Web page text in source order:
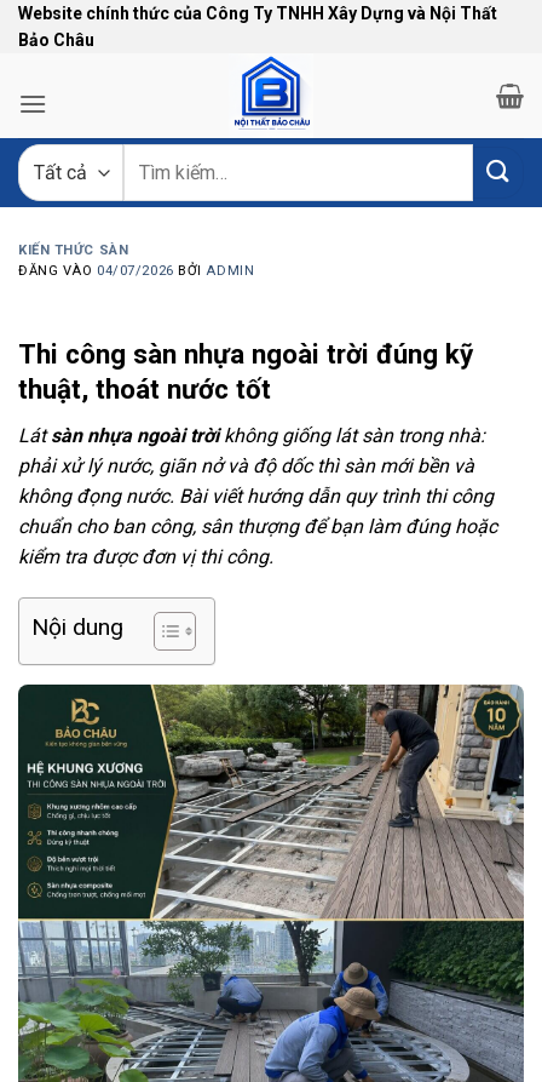
Bỏ
qua
dung
Website chính thức của Công Ty TNHH Xây Dựng và Nội Thất
Bảo Châu
kiếm:
KIẾN THỨC SÀN
ĐĂNG VÀO 04/07/2026 BỞIADMIN
Thi công sàn nhựa ngoài trời đúng kỹ
thuật, thoát nước tốt
Látsàn nhựa ngoài trờikhông giống lát sàn trong nhà:
phải xử lý nước, giãn nở và độ dốc thì sàn mới bền và
không đọng nước. Bài viết hướng dẫn quy trình thi công
chuẩn cho ban công, sân thượng để bạn làm đúng hoặc
kiểm tra được đơn vị thi công.
Nội dung